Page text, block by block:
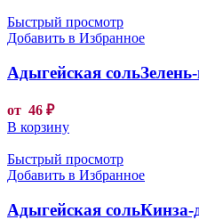
Быстрый просмотр
Добавить в Избранное
Адыгейская
от 46 ₽
В корзину
Быстрый просмотр
Добавить в Избранное
Адыгейская